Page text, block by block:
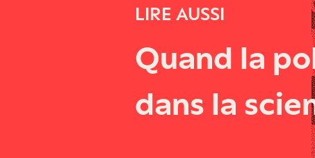
LIRE AUSSI
Quand la
dans la